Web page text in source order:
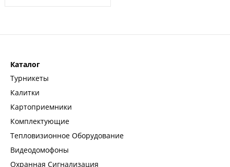
Каталог
Турникеты
Калитки
Картоприемники
Комплектующие
Тепловизионное Оборудование
Видеодомофоны
Охранная Сигнализация